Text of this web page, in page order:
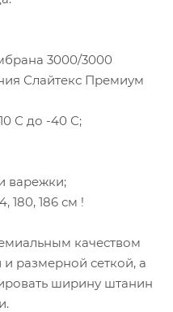
3000/3000
Слайтекс Премиум
С до -40 С;
варежки;
180, 186 см !
качеством
размерной сеткой, а
ширину штанин